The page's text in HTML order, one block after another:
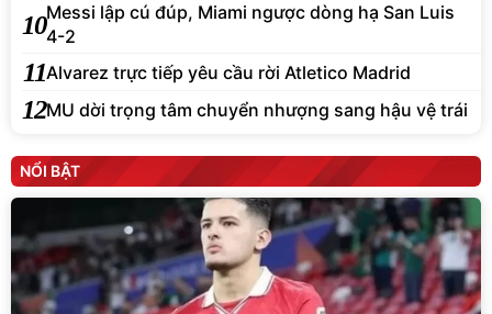
10Messi lập cú đúp, Miami ngược dòng hạ San Luis
4-2
11Alvarez trực tiếp yêu cầu rời Atletico Madrid
12MU dời trọng tâm chuyển nhượng sang hậu vệ trái
NỔI BẬT